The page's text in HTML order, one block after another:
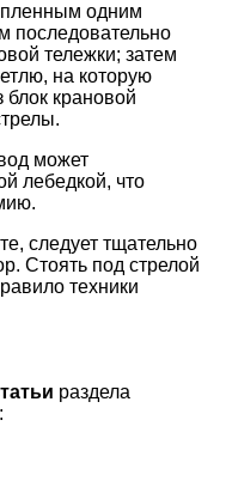
одним
последовательно
тележки; затем
на которую
крановой
может
лебедкой, что
следует тщательно
Стоять под стрелой
техники
раздела
: